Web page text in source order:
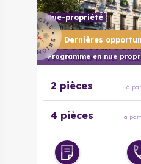
Dernières
Programme en nue
Nue-propriété
13001
2 pièces à
4 pièces à